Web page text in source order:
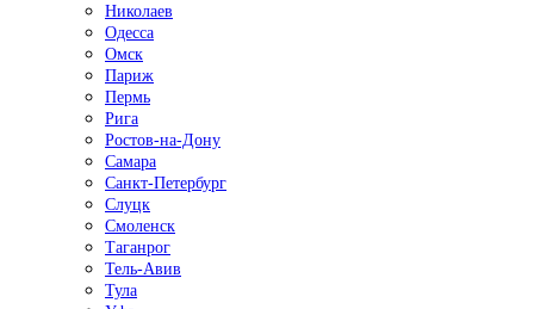
Николаев
Одесса
Омск
Париж
Пермь
Рига
Ростов-на-Дону
Самара
Санкт-Петербург
Слуцк
Смоленск
Таганрог
Тель-Авив
Тула